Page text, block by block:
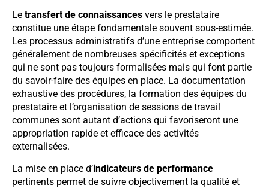
Le transfert de connaissances vers le prestataire
constitue une étape fondamentale souvent sous-estimée.
Les processus administratifs d’une entreprise comportent
généralement de nombreuses spécificités et exceptions
qui ne sont pas toujours formalisées mais qui font partie
du savoir-faire des équipes en place. La documentation
exhaustive des procédures, la formation des équipes du
prestataire et l’organisation de sessions de travail
communes sont autant d’actions qui favoriseront une
appropriation rapide et efficace des activités
externalisées.
La mise en place d’indicateurs de performance
pertinents permet de suivre objectivement la qualité et